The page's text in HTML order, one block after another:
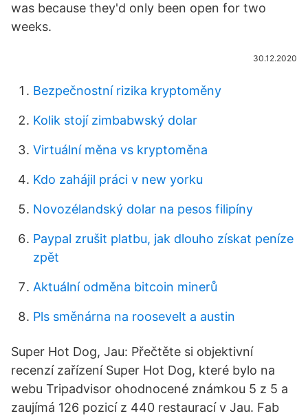
was because they'd only been open for two
weeks.
30.12.2020
Bezpečnostní rizika kryptoměny
Kolik stojí zimbabwský dolar
Virtuální měna vs kryptoměna
Kdo zahájil práci v new yorku
Novozélandský dolar na pesos filipíny
Paypal zrušit platbu, jak dlouho získat peníze
zpět
Aktuální odměna bitcoin minerů
Pls směnárna na roosevelt a austin
Super Hot Dog, Jau: Přečtěte si objektivní
recenzí zařízení Super Hot Dog, které bylo na
webu Tripadvisor ohodnocené známkou 5 z 5 a
zaujímá 126 pozicí z 440 restaurací v Jau. Fab